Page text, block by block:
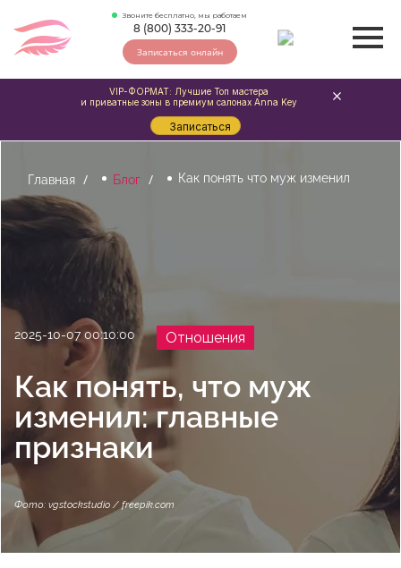
Звоните бесплатно, мы работаем
8 (800) 333-20-91
Записаться онлайн
Главная Блог Как понять что муж изменил
2025-10-07 00:10:00 Отношения
Как понять, что муж
изменил: главные
признаки
Фото: vgstockstudio / freepik.com
VIP-ФОРМАТ: Лучшие Топ мастера
и приватные зоны в премиум салонах Anna Key
Записаться